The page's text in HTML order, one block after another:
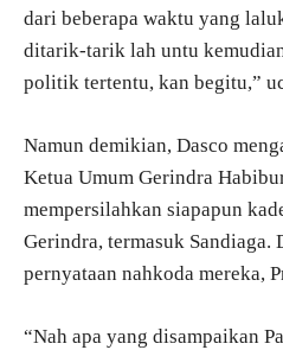
dari beberapa waktu yang
ditarik-tarik lah untu
politik tertentu, kan begitu,”
Namun demikian, Dasco
Ketua Umum Gerindra
mempersilahkan siapapun
Gerindra, termasuk Sandiaga.
pernyataan nahkoda mereka,
“Nah apa yang disampaikan